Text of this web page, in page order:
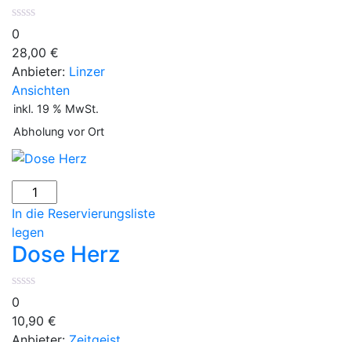
0
28,00 €
Anbieter: Linzer
Ansichten
inkl. 19 % MwSt.
Abholung vor Ort
Dose
Herz
Menge
In die Reservierungsliste
legen
Dose Herz
0
10,90 €